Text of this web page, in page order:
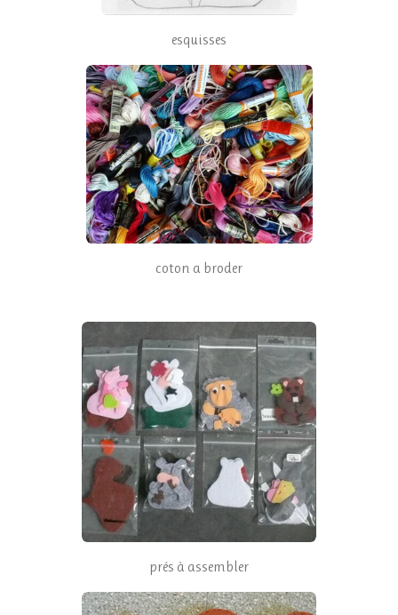
esquisses
coton a broder
prés à assembler